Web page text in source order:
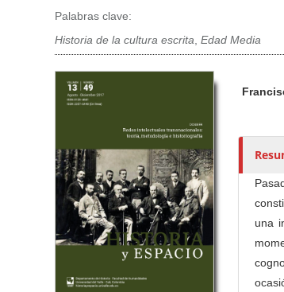
Palabras clave:
Historia de la cultura escrita, Edad Media
Barra lateral del artículo
u
o
e
una